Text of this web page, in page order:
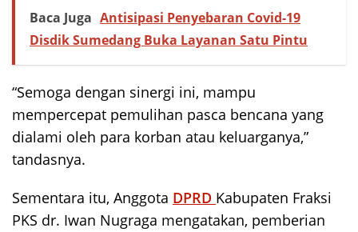
Baca Juga Antisipasi Penyebaran Covid-19
Disdik Sumedang Buka Layanan Satu Pintu
“Semoga dengan sinergi ini, mampu
mempercepat pemulihan pasca bencana yang
dialami oleh para korban atau keluarganya,”
tandasnya.
Sementara itu, Anggota DPRD Kabupaten Fraksi
PKS dr. Iwan Nugraga mengatakan, pemberian